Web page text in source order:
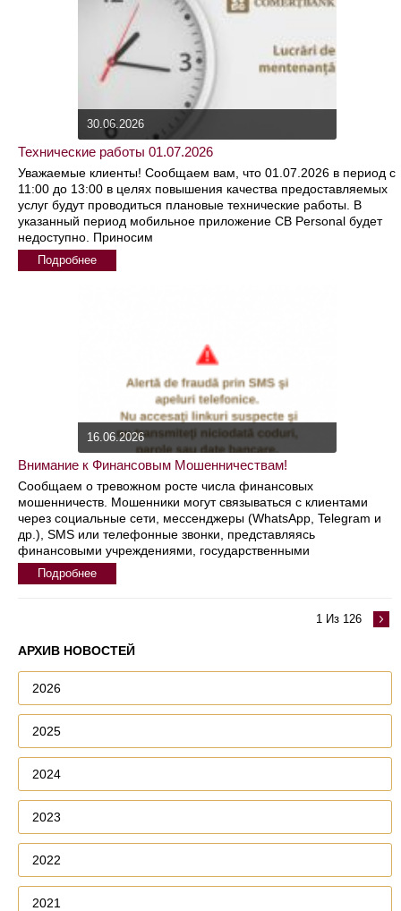
30.06.2026
Технические работы 01.07.2026
Уважаемые клиенты! Сообщаем вам, что 01.07.2026 в период с
11:00 до 13:00 в целях повышения качества предоставляемых
услуг будут проводиться плановые технические работы. В
указанный период мобильное приложение CB Personal будет
недоступно. Приносим
Подробнее
16.06.2026
Внимание к Финансовым Мошенничествам!
Сообщаем о тревожном росте числа финансовых
мошенничеств. Мошенники могут связываться с клиентами
через социальные сети, мессенджеры (WhatsApp, Telegram и
др.), SMS или телефонные звонки, представляясь
финансовыми учреждениями, государственными
Подробнее
1 Из 126
АРХИВ НОВОСТЕЙ
2026
2025
2024
2023
2022
2021